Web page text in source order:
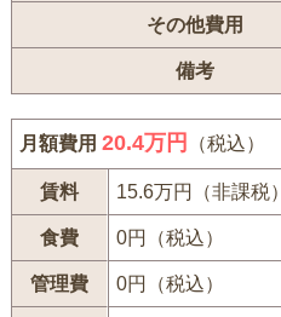
その他費用
備考
月額費用20.4万円 （税込）
賃料 15.6万円（非課税）
食費 0円（税込）
管理費 0円（税込）